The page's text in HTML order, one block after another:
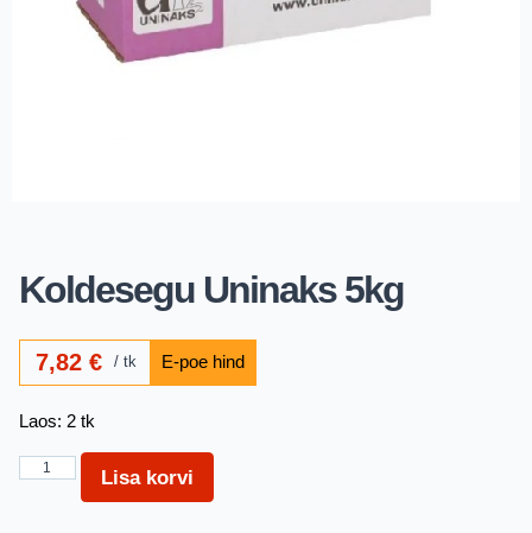
Koldesegu Uninaks 5kg
7,82€ tk
Laos: 2 tk
Lisa korvi